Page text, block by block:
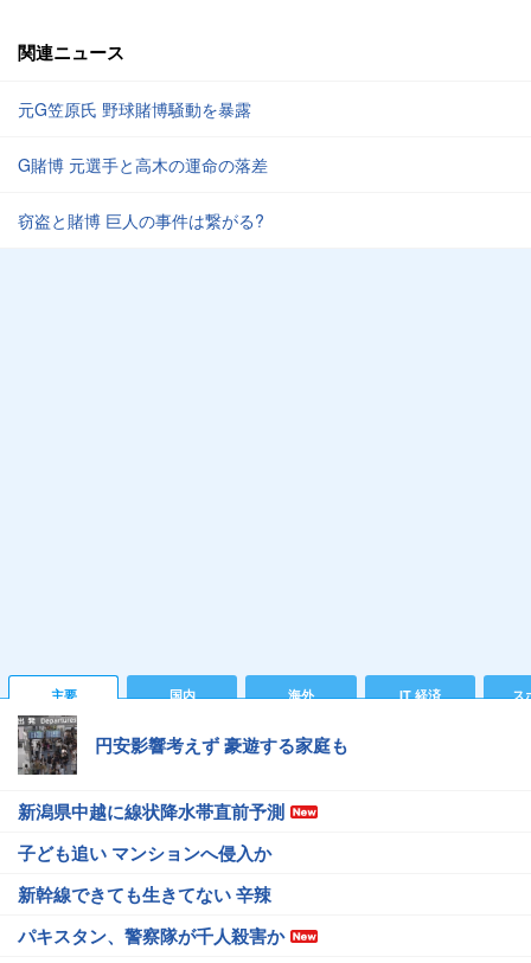
関連ニュース
元G笠原氏 野球賭博騒動を暴露
G賭博 元選手と高木の運命の落差
窃盗と賭博 巨人の事件は繋がる?
主要 国内 海外 IT 経済 ス
円安影響考えず 豪遊する家庭も
新潟県中越に線状降水帯直前予測
子ども追い マンションへ侵入か
新幹線できても生きてない 辛辣
パキスタン、警察隊が千人殺害か